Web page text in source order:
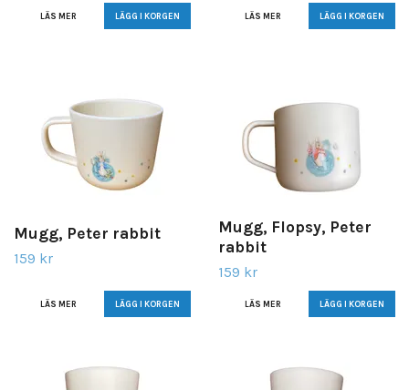
LÄS MER LÄS MER
Mugg, Peter rabbit
159 kr
LÄS MER
Mugg, Flopsy, Peter
rabbit
159 kr
LÄS MER